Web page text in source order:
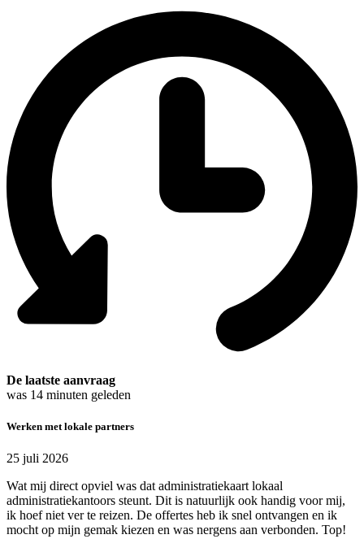
De laatste aanvraag
was 14 minuten geleden
Werken met lokale partners
25 juli 2026
Wat mij direct opviel was dat administratiekaart lokaal
administratiekantoors steunt. Dit is natuurlijk ook handig voor mij,
ik hoef niet ver te reizen. De offertes heb ik snel ontvangen en ik
mocht op mijn gemak kiezen en was nergens aan verbonden. Top!